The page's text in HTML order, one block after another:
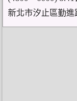
新北市汐止區勤進